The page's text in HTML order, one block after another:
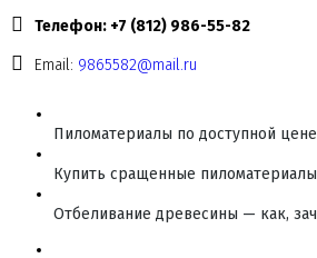
Телефон: +7 (812) 986-55-82
Email: 9865582@mail.ru
Пиломатериалы по доступной
Купить сращенные
Отбеливание древесины — как,